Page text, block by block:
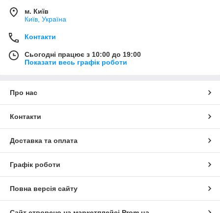
м. Київ
Київ, Україна
Контакти
Сьогодні працює з 10:00 до 19:00
Показати весь графік роботи
Про нас
Контакти
Доставка та оплата
Графік роботи
Повна версія сайту